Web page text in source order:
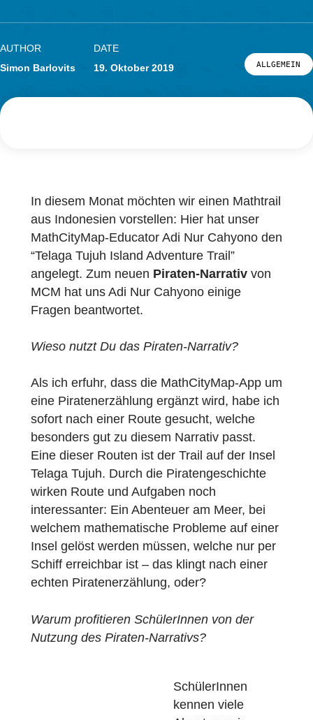
LOG-IN & REGISTRIERUNG
AUTHOR
DATE
In diesem Monat möchten wir einen
aus Indonesien vorstellen: Hier hat unser
MathCityMap-Educator Adi Nur Cahyono
angelegt. Zum neuenPiraten-Narrativ
MCM hat uns Adi Nur Cahyono einige
Fragen beantwortet.
Wieso nutzt Du das Piraten-Narrativ?
Als ich erfuhr, dass die MathCityMap-App
eine Piratenerzählung ergänzt wird, habe
sofort nach einer Route gesucht, welche
besonders gut zu diesem Narrativ passt.
Eine dieser Routen ist der Trail auf der Insel
Telaga Tujuh. Durch die Piratengeschichte
interessanter: Ein Abenteuer am Meer, bei
welchem mathematische Probleme auf
Schiff erreichbar ist – das klingt nach einer
echten Piratenerzählung, oder?